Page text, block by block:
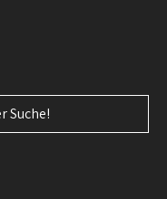
Suche!